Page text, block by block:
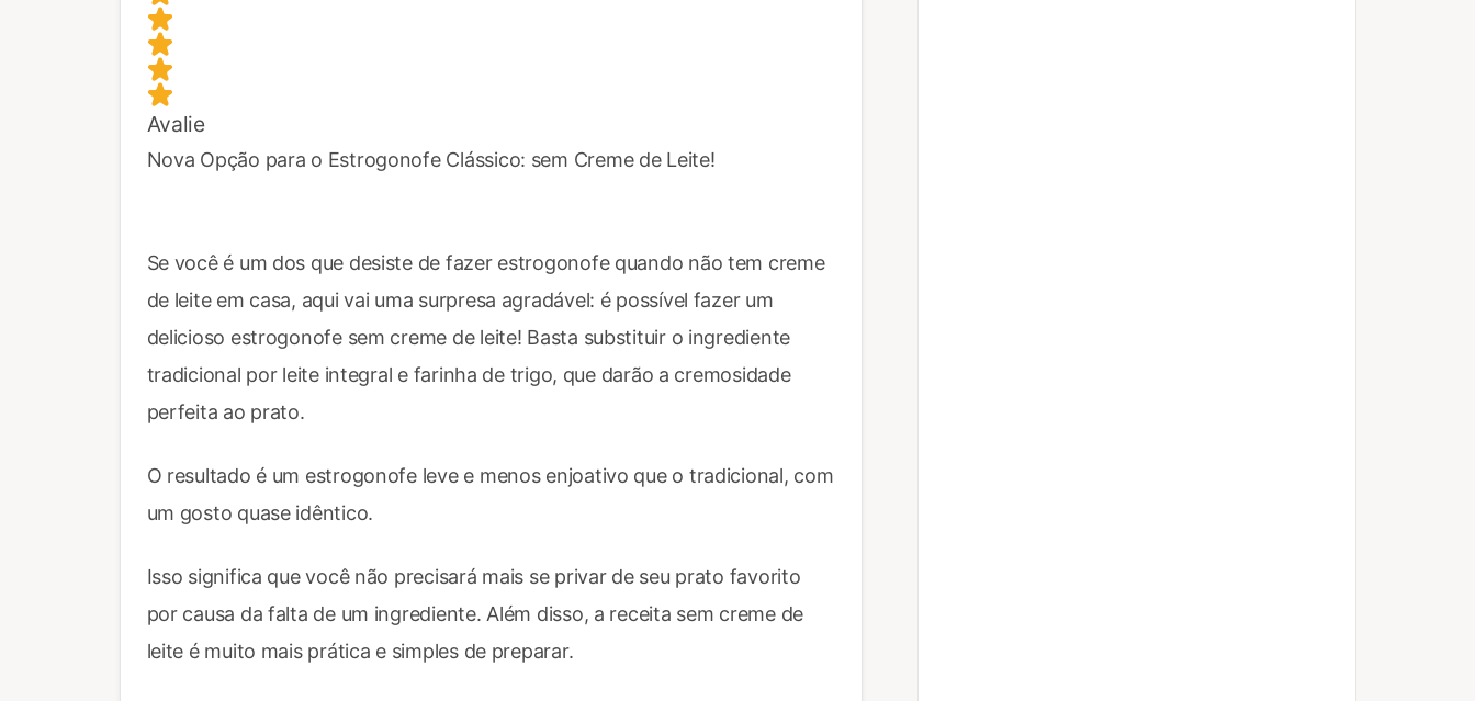
Avalie
Nova Opção para o Estrogonofe Clássico: sem Creme de Leite!
Se você é um dos que desiste de fazer estrogonofe quando não tem creme
de leite em casa, aqui vai uma surpresa agradável: é possível fazer um
delicioso estrogonofe sem creme de leite! Basta substituir o ingrediente
tradicional por leite integral e farinha de trigo, que darão a cremosidade
perfeita ao prato.
O resultado é um estrogonofe leve e menos enjoativo que o tradicional, com
um gosto quase idêntico.
Isso significa que você não precisará mais se privar de seu prato favorito
por causa da falta de um ingrediente. Além disso, a receita sem creme de
leite é muito mais prática e simples de preparar.